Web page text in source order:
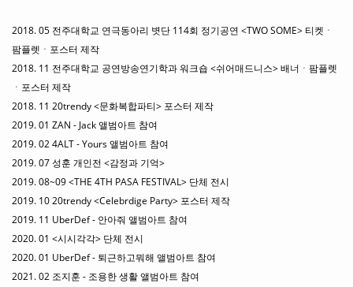
2018. 05 전주대학교 연극동아리 볏단 114회 정기공연 <TWO SOME> 티켓ㆍ
팜플렛ㆍ포스터 제작
2018. 11 전주대학교 공연방송연기학과 워크숍 <쉬어매드니스> 배너ㆍ팜플렛
ㆍ포스터 제작
2018. 11 20trendy <문화복합파티> 포스터 제작
2019. 01 ZAN - Jack 앨범아트 참여
2019. 02 4ALT - Yours 앨범아트 참여
2019. 07 성훈 개인전 <감정과 기억>
2019. 08~09 <THE 4TH PASA FESTIVAL> 단체 전시
2019. 10 20trendy <Celebrdige Party> 포스터 제작
2019. 11 UberDef - 안아줘 앨범아트 참여
2020. 01 <시시각각> 단체 전시
2020. 01 UberDef - 퇴근하고뭐해 앨범아트 참여
2021. 02 조지훈 - 조용한 생활 앨범아트 참여